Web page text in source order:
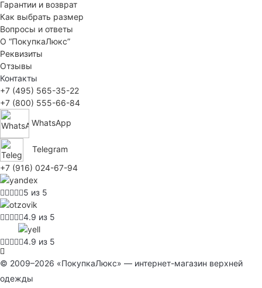
Гарантии и возврат
Как выбрать размер
Вопросы и ответы
О “ПокупкаЛюкс”
Реквизиты
Отзывы
Контакты
+7 (495) 565-35-22
+7 (800) 555-66-84
WhatsApp
Telegram
+7 (916) 024-67-94
5 из 5
4.9 из 5
4.9 из 5
© 2009–2026 «ПокупкаЛюкс» — интернет-магазин верхней
одежды